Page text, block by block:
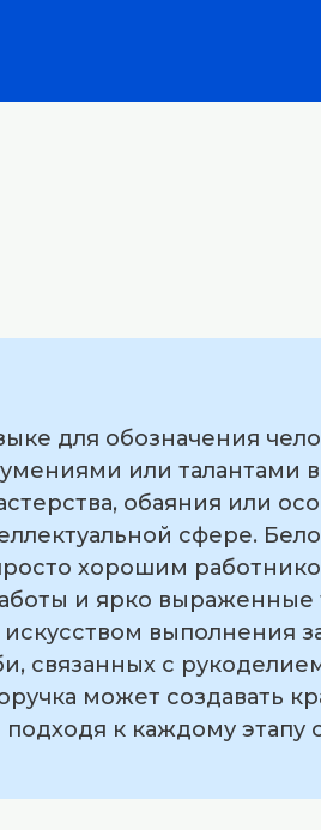
для обозначения
или талантами
обаяния или
сфере.
хорошим
и ярко выраженные
выполнения
связанных с
может создавать
к каждому этапу